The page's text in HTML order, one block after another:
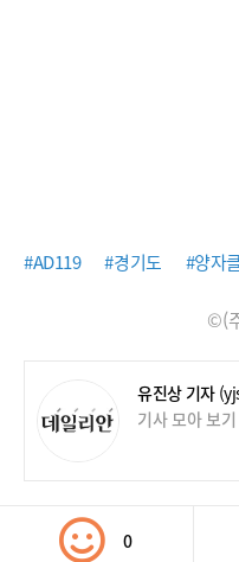
#AD119 #경기도 #양자
©(
유진상 기자
기사 모아 보
0